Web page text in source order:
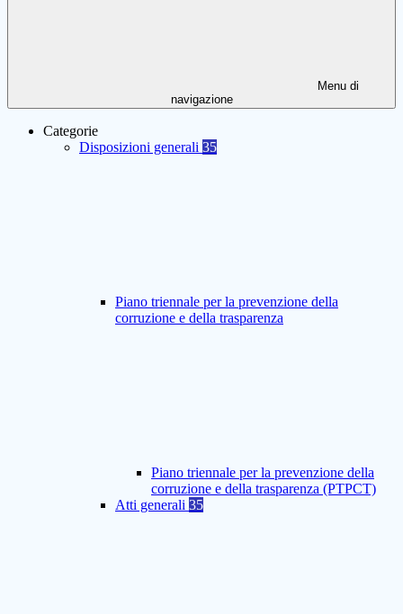
Menu di
navigazione
Categorie
Disposizioni generali 35
Piano triennale per la prevenzione della
corruzione e della trasparenza
Piano triennale per la prevenzione della
corruzione e della trasparenza (PTPCT)
Atti generali 35